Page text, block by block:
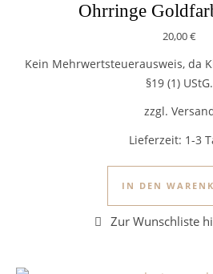
Ohrringe
20,00€
Kein Mehrwertsteuerausweis, da
§19 (1) UStG.
zzgl. Versand
Lieferzeit: 1-3
IN DEN